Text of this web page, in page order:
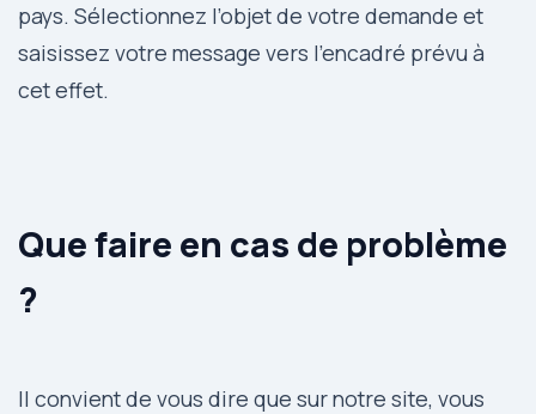
pays. Sélectionnez l’objet de votre demande et
saisissez votre message vers l’encadré prévu à
cet effet.
Que faire en cas de problème
?
Il convient de vous dire que sur notre site, vous